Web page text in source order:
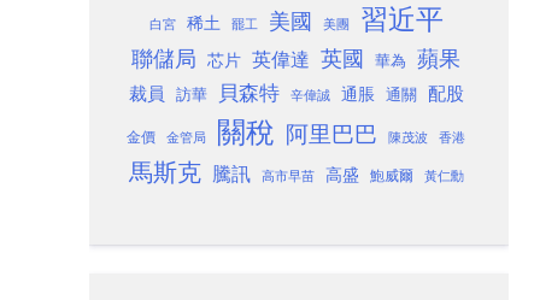
白宮 稀土 罷工 美國 美團 習近平
聯儲局 芯片 英偉達 英國 華為 蘋果
裁員 訪華 貝森特 辛偉誠 通脹 通關 配股
金價 金管局 關稅 阿里巴巴 陳茂波 香港
馬斯克 騰訊 高市早苗 高盛 鮑威爾 黃仁勳